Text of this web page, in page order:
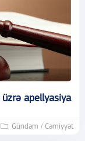
üzrə apellyasiya
Gündəm / Cəmiyyət